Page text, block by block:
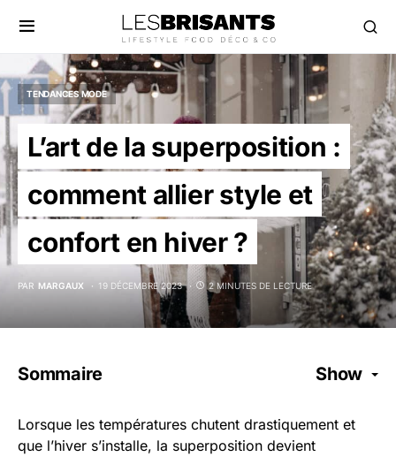
TENDANCES MODE
L’art de la superposition :
comment allier style et
confort en hiver ?
PAR MARGAUX 19 DÉCEMBRE 2023 2 MINUTES DE LECTURE
Sommaire Show
Lorsque les températures chutent drastiquement et
que l’hiver s’installe, la superposition devient